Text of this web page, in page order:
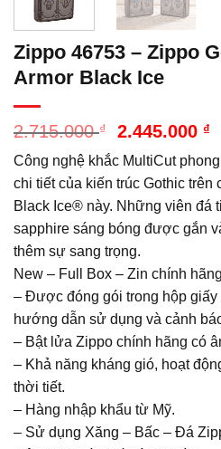
Zippo 46753 – Zippo
Armor Black Ice
2.715.000₫
Giá
là:
2.715.000 ₫.
2.445.000 ₫
Công nghệ khắc MultiCut
chi tiết của kiến ​​trúc Gothic
Black Ice® này. Những viên đá
sapphire sáng bóng được gắn
thêm sự sang trọng.
New – Full Box – Zin chính
– Được đóng gói trong hộp giấy
hướng dẫn sử dụng và cảnh
– Bật lửa Zippo chính hãng có
– Khả năng kháng gió, hoạt
thời tiết.
– Hàng nhập khẩu từ Mỹ.
– Sử dụng Xăng – Bấc – Đá